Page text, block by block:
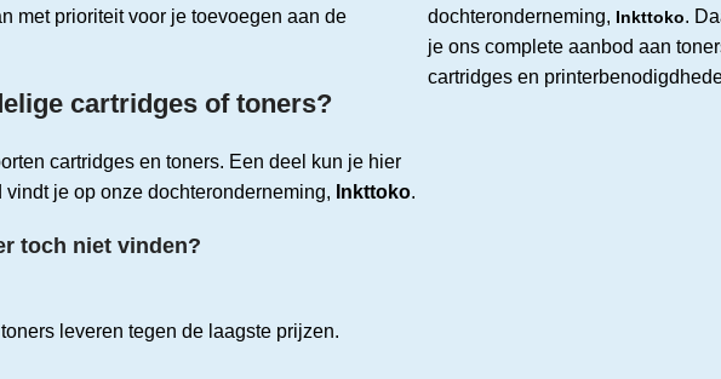
met prioriteit voor je toevoegen aan de
cartridges of toners?
cartridges en toners. Een deel kun je hier
je op onze dochteronderneming, Inkttoko.
toch niet vinden?
leveren tegen de laagste prijzen.
dochteronderneming, Inkttoko.
je ons complete aanbod aan
cartridges en